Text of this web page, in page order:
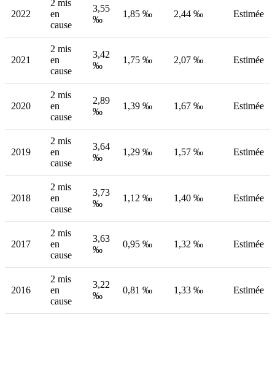
2022
2 mis
en
cause
3,55
‰
1,85 ‰ 2,44 ‰ Estimée
2021
2 mis
en
cause
3,42
‰
1,75 ‰ 2,07 ‰ Estimée
2020
2 mis
en
cause
2,89
‰
1,39 ‰ 1,67 ‰ Estimée
2019
2 mis
en
cause
3,64
‰
1,29 ‰ 1,57 ‰ Estimée
2018
2 mis
en
cause
3,73
‰
1,12 ‰ 1,40 ‰ Estimée
2017
2 mis
en
cause
3,63
‰
0,95 ‰ 1,32 ‰ Estimée
2016
2 mis
en
cause
3,22
‰
0,81 ‰ 1,33 ‰ Estimée